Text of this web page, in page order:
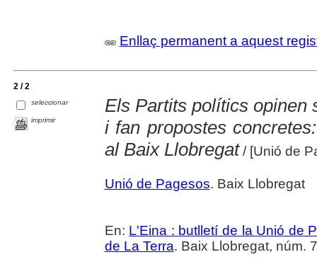
Enllaç permanent a aquest
2 / 2
seleccionar
imprimir
Els Partits polítics opinen
i fan propostes
al Baix Llobregat/ [Unió de
Unió de Pagesos. Baix Llobregat
En: L'Eina : butlletí de la Unió de
de La Terra. Baix Llobregat, núm.